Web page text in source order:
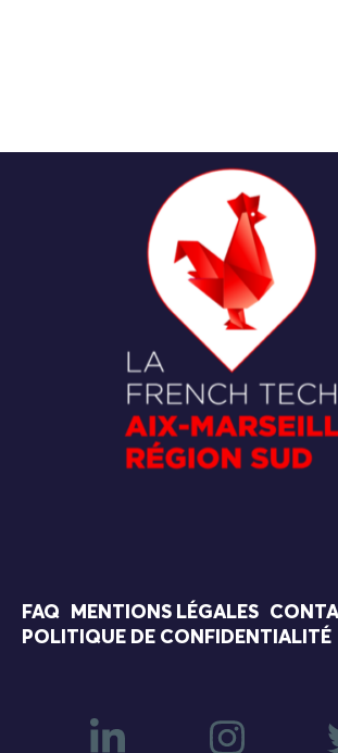
FAQ MENTIONS LÉGALES
POLITIQUE DE CONFIDENTIALITÉ